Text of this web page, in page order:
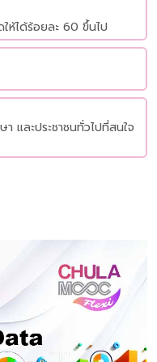
ห้ได้ร้อยละ 60 ขึ้นไป
และประชาชนทั่วไปที่สนใจ